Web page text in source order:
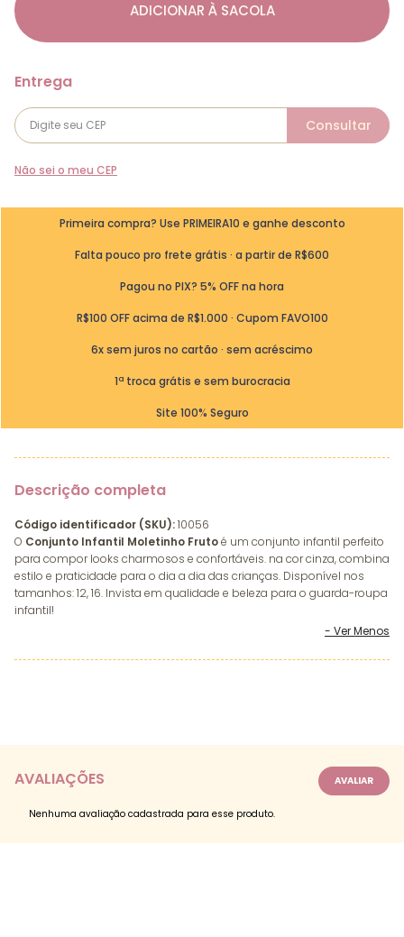
ADICIONAR À SACOLA
Não sei o meu CEP
Primeira compra? Use PRIMEIRA10 e ganhe desconto
Falta pouco pro frete grátis · a partir de R$600
Pagou no PIX? 5% OFF na hora
R$100 OFF acima de R$1.000 · Cupom FAVO100
6x sem juros no cartão · sem acréscimo
1ª troca grátis e sem burocracia
Site 100% Seguro
Descrição completa
Código identificador (SKU):10056
O Conjunto Infantil Moletinho Frutoé um conjunto infantil perfeito
para compor looks charmosos e confortáveis. na cor cinza, combina
estilo e praticidade para o dia a dia das crianças. Disponível nos
tamanhos: 12, 16. Invista em qualidade e beleza para o guarda-roupa
infantil!
AVALIAÇÕES
Nenhuma avaliação cadastrada para esse produto.